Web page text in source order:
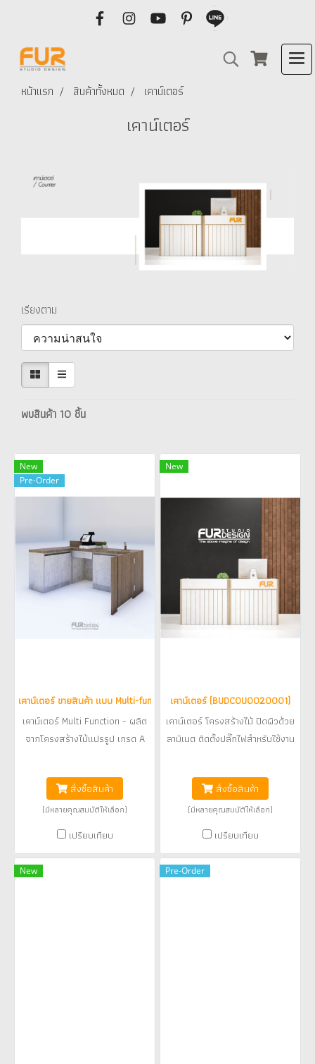
หน้าแรก สินค้าทั้งหมด เคาน์เตอร์
เคาน์เตอร์
เรียงตาม
พบสินค้า 10 ชิ้น
New
Pre-Order
เคาน์เตอร์ ขายสินค้า แบบ Multi-function ( PREMUL0010010 )
เคาน์เตอร์ Multi Function - ผลิต
จากโครงสร้างไม้แปรรูป เกรด A
ลายไม้ ให้ผิวสัมผัสเสมือนไม้จริง
ทนต่อการใช้งาน และรอยขีดข่วน -
แบ่งพื้นที่การทำงาน เป็น 2 ส่วน
ส่วนเคาน์เตอร์และส่วนขาย
เนตลายคอนกรีต - ส่วนที่ 2 เป็น
พื้นที่สำหรับขาย ซ่อนปลั๊ก เก็บสาย
สั่งซื้อสินค้า
(มีหลายคุณสมบัติให้เลือก)
เปรียบเทียบ
New
เคาน์เตอร์ (BUDCOU0020001)
เคาน์เตอร์ โครงสร้างไม้ ปิดผิวด้วย
ลามิเนต ติดตั้งปลั๊กไฟสำหรับใช้งาน
สินค้า พร้อมตัวล็อคกุญแจ ป้าย
โลโก้ เลเซอร์ตัวอักษรอะคริลิค /
cnc พลาสวูดทำสี **ลูกค้าปรับ
เปลี่ยนสีได้ก่อนสั่งผลิต**
สั่งซื้อสินค้า
(มีหลายคุณสมบัติให้เลือก)
เปรียบเทียบ
New Pre-Order